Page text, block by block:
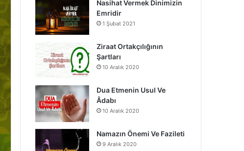
o
o
k
b
g
a
Nasihat Vermek Dinimizin
Emridir
1 Şubat 2021
Ziraat Ortakçılığının
Şartları
10 Aralık 2020
Dua Etmenin Usul Ve
Âdabı
10 Aralık 2020
Namazın Önemi Ve Fazileti
9 Aralık 2020